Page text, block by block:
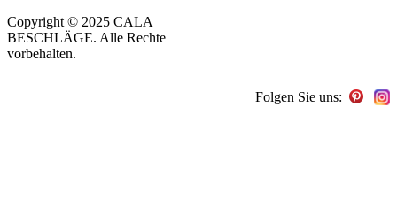
Copyright © 2025 CALA
BESCHLÄGE. Alle Rechte
vorbehalten.
Folgen Sie uns: